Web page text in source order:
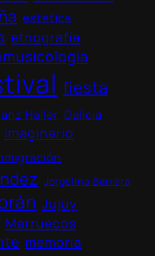
estética
etnografía
fiesta
Haller Galicia
imaginario
Jorgelina Barrera
Jujuy
Marruecos
memoria